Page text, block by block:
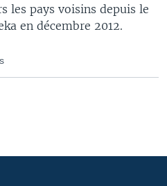
les pays voisins depuis le
en décembre 2012.